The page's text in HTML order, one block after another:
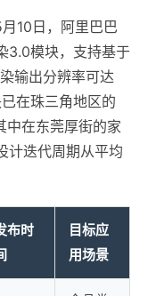
10日，阿里巴巴
3.0模块，支持基于
输出分辨率可达
在珠三角地区的
中在东莞厚街的家
计迭代周期从平均
布时
目标应
用场景